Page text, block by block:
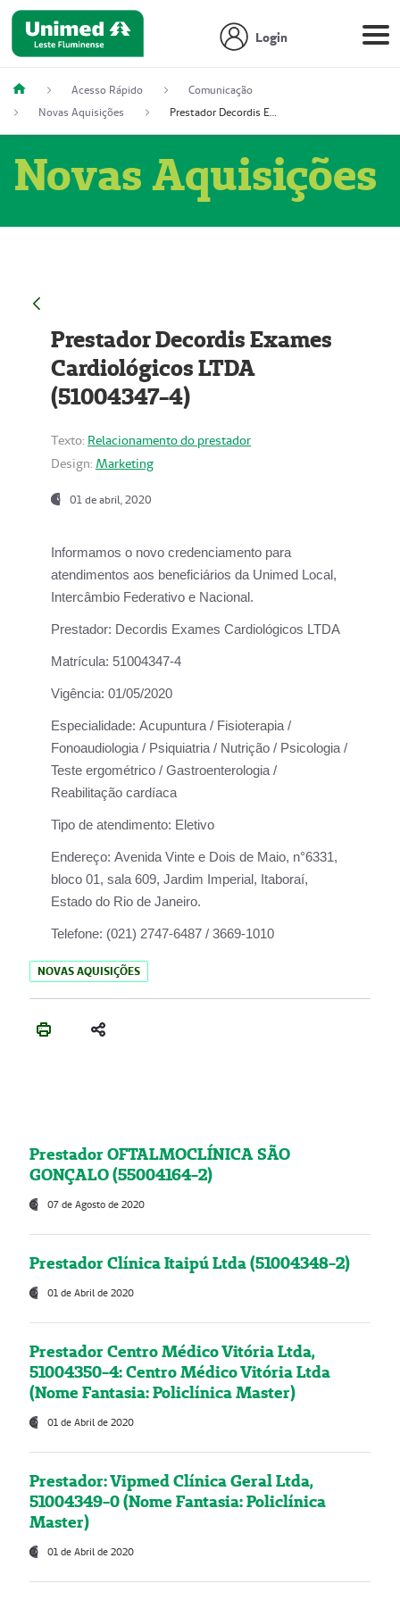
Login
Acesso Rápido
Comunicação
Novas Aquisições
Prestador Decordis Exames Cardiológicos LTDA (51004347-4)
Novas Aquisições
Prestador Decordis Exames
Cardiológicos LTDA
(51004347-4)
Texto: Relacionamento do prestador
Design: Marketing
01 de abril, 2020
Informamos o novo credenciamento para
atendimentos aos beneficiários da Unimed Local,
Intercâmbio Federativo e Nacional.
Prestador: Decordis Exames Cardiológicos LTDA
Matrícula: 51004347-4
Vigência: 01/05/2020
Especialidade: Acupuntura / Fisioterapia /
Fonoaudiologia / Psiquiatria / Nutrição / Psicologia /
Teste ergométrico / Gastroenterologia /
Reabilitação cardíaca
Tipo de atendimento: Eletivo
Endereço: Avenida Vinte e Dois de Maio, n°6331,
bloco 01, sala 609, Jardim Imperial, Itaboraí,
Estado do Rio de Janeiro.
Telefone: (021) 2747-6487 / 3669-1010
NOVAS AQUISIÇÕES
Prestador OFTALMOCLÍNICA SÃO
GONÇALO (55004164-2)
07 de Agosto de 2020
Prestador Clínica Itaipú Ltda (51004348-2)
01 de Abril de 2020
Prestador Centro Médico Vitória Ltda,
51004350-4: Centro Médico Vitória Ltda
(Nome Fantasia: Policlínica Master)
01 de Abril de 2020
Prestador: Vipmed Clínica Geral Ltda,
51004349-0 (Nome Fantasia: Policlínica
Master)
01 de Abril de 2020